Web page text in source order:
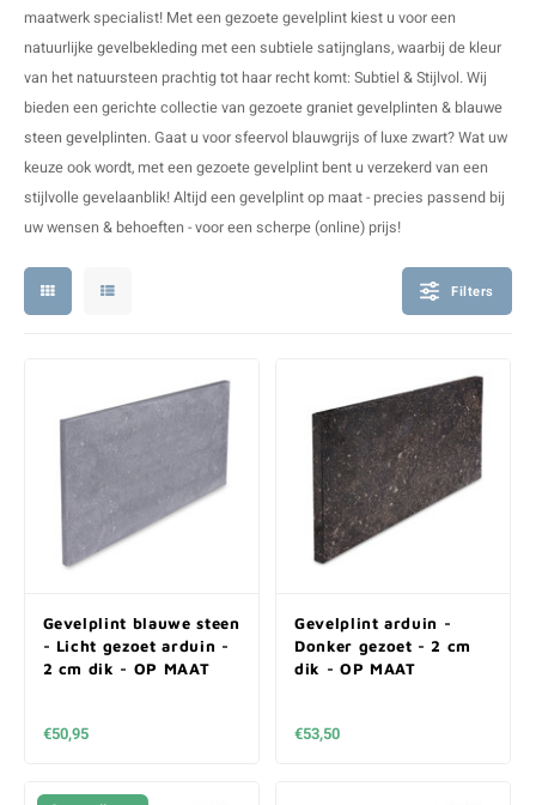
maatwerk specialist! Met een gezoete gevelplint kiest u voor een
natuurlijkegevelbekleding met een subtiele satijnglans, waarbij de kleur
van het natuursteen prachtig tot haar recht komt: Subtiel & Stijlvol. Wij
bieden een gerichte collectie van gezoetegraniet gevelplinten & blauwe
steen gevelplinten. Gaat u voor sfeervol blauwgrijs of luxe zwart? Wat uw
keuze ook wordt, met een gezoete gevelplint bent u verzekerd van een
stijlvolle gevelaanblik! Altijd een gevelplint op maat - precies passend bij
uw wensen & behoeften - voor een scherpe (online) prijs!
Filters
Gevelplint blauwe steen
- Licht gezoet arduin -
2 cm dik - OP MAAT
€50,95
Gevelplint arduin -
Donker gezoet - 2 cm
dik - OP MAAT
€53,50